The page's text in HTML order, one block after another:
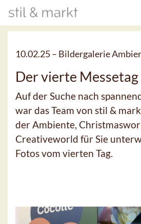
10.02.25 – Bildergalerie
Der vierte
Auf der Suche nach
war das Team von stil &
der Ambiente,
Creativeworld für Sie
Fotos vom vierten Tag.